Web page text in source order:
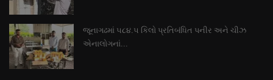
જૂનાગઢમાં ૫૮૪.૫ કિલો પ્રતિબંધિત પનીર અને ચીઝ
એનાલોગનાં...